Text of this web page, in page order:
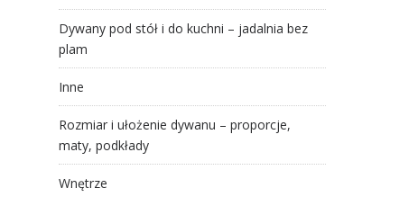
Dywany pod stół i do kuchni – jadalnia bez
plam
Inne
Rozmiar i ułożenie dywanu – proporcje,
maty, podkłady
Wnętrze